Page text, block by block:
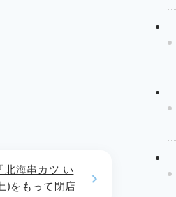
北海串カツ い
)をもって閉店